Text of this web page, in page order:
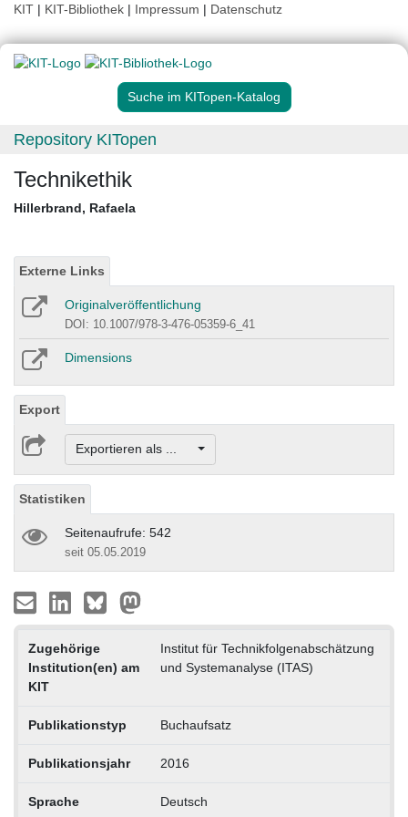
KIT | KIT-Bibliothek | Impressum | Datenschutz
Suche im KITopen-Katalog
Repository KITopen
Technikethik
Hillerbrand, Rafaela
Externe Links
Originalveröffentlichung
DOI: 10.1007/978-3-476-05359-6_41
Dimensions
Export
Exportieren als ...
Statistiken
Seitenaufrufe: 542
seit 05.05.2019
Zugehörige
Institution(en) am
KIT
Institut für Technikfolgenabschätzung
und Systemanalyse (ITAS)
Publikationstyp Buchaufsatz
Publikationsjahr 2016
Sprache Deutsch